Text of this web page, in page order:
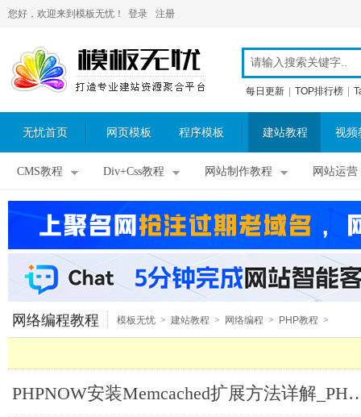
您好，欢迎来到模板无忧！ 登录 注册
每日更新 TOP排行榜
无忧首页 网页模板 程序模板 建站教程 视频
CMS教程 Div+Css教程 网站制作教程 网站运营
网络编程教程 模板无忧 > 建站教程 > 网络编程 > PHP教程 >
PHPNOW安装